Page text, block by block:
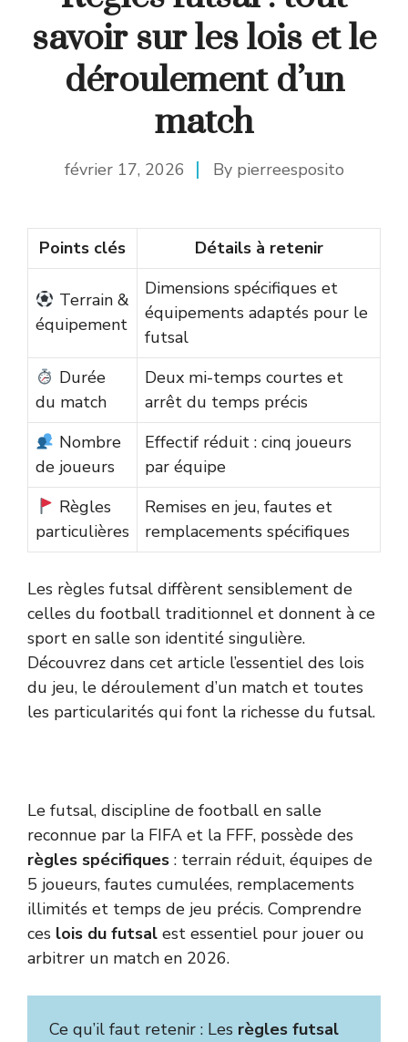
savoir sur les lois et le
déroulement d’un
match
février 17, 2026 By pierreesposito
Points clés Détails à retenir
Terrain &
équipement
Dimensions spécifiques et
équipements adaptés pour le
futsal
Durée
du match
Deux mi-temps courtes et
arrêt du temps précis
Nombre
de joueurs
Effectif réduit : cinq joueurs
par équipe
Règles
particulières
Remises en jeu, fautes et
remplacements spécifiques
Les règles futsal diffèrent sensiblement de
celles du football traditionnel et donnent à ce
sport en salle son identité singulière.
Découvrez dans cet article l’essentiel des lois
du jeu, le déroulement d’un match et toutes
les particularités qui font la richesse du futsal.
Le futsal, discipline de football en salle
reconnue par la FIFA et la FFF, possède des
règles spécifiques : terrain réduit, équipes de
5 joueurs, fautes cumulées, remplacements
illimités et temps de jeu précis. Comprendre
ces lois du futsal est essentiel pour jouer ou
arbitrer un match en 2026.
Ce qu’il faut retenir : Les règles futsal